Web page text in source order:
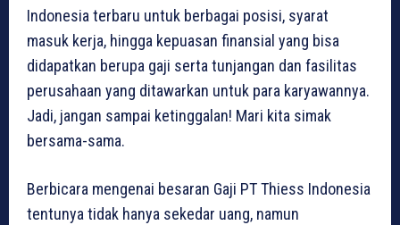
Indonesia terbaru untuk berbagai posisi, syarat
masuk kerja, hingga kepuasan finansial yang bisa
didapatkan berupa gaji serta tunjangan dan fasilitas
perusahaan yang ditawarkan untuk para karyawannya.
Jadi, jangan sampai ketinggalan! Mari kita simak
bersama-sama.
Berbicara mengenai besaran Gaji PT Thiess Indonesia
tentunya tidak hanya sekedar uang, namun